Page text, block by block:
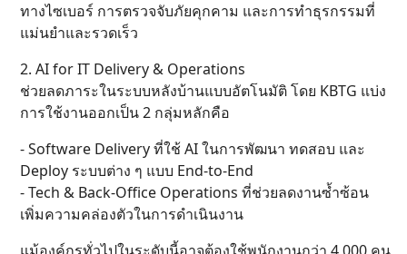
ทางไซเบอร์ การตรวจจับภัยคุกคาม และการทำธุรกรรมที่
แม่นยำและรวดเร็ว
2. AI for IT Delivery & Operations
ช่วยลดภาระในระบบหลังบ้านแบบอัตโนมัติ โดย KBTG แบ่ง
การใช้งานออกเป็น 2 กลุ่มหลักคือ
- Software Delivery ที่ใช้ AI ในการพัฒนา ทดสอบ และ
Deploy ระบบต่าง ๆ แบบ End-to-End
- Tech & Back-Office Operations ที่ช่วยลดงานซ้ำซ้อน
เพิ่มความคล่องตัวในการดำเนินงาน